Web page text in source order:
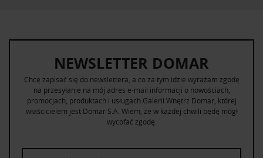
NEWSLETTER DOMAR
Chcę zapisać się do newslettera, a co za tym idzie wyrażam zgodę
na przesyłanie na mój adres e-mail informacji o nowościach,
promocjach, produktach i usługach Galerii Wnętrz Domar, której
właścicielem jest Domar S.A. Wiem, że w każdej chwili będę mógł
wycofać zgodę.